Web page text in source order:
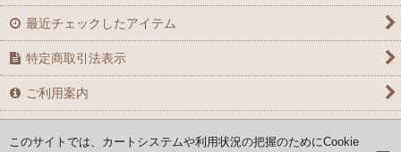
最近チェックしたアイテム
特定商取引法表示
ご利用案内
このサイトでは、カートシステムや利用状況の把握のためにCookie